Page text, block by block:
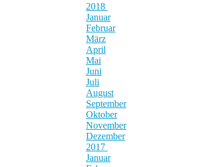
2018
Januar
Februar
März
April
Mai
Juni
Juli
August
September
Oktober
November
Dezember
2017
Januar